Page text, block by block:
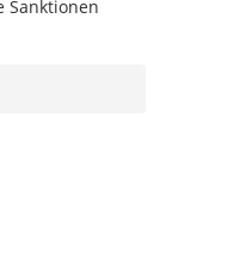
Sanktionen